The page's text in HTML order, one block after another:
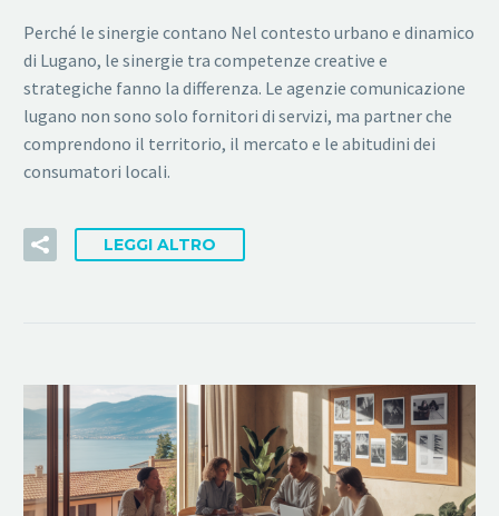
Perché le sinergie contano Nel contesto urbano e dinamico
di Lugano, le sinergie tra competenze creative e
strategiche fanno la differenza. Le agenzie comunicazione
lugano non sono solo fornitori di servizi, ma partner che
comprendono il territorio, il mercato e le abitudini dei
consumatori locali.
LEGGI ALTRO